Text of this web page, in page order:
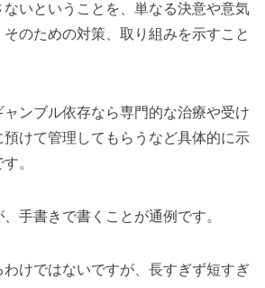
ないということを、単なる決意や意気
のための対策、取り組みを示すこと
ンブル依存なら専門的な治療や受け
預けて管理してもらうなど具体的に示
。
手書きで書くことが通例です。
けではないですが、長すぎず短すぎ